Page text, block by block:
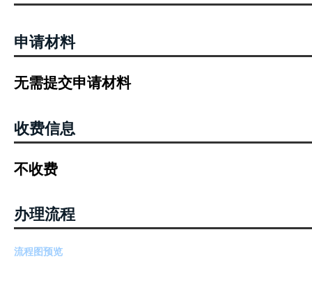
申请材料
无需提交申请材料
收费信息
不收费
办理流程
流程图预览